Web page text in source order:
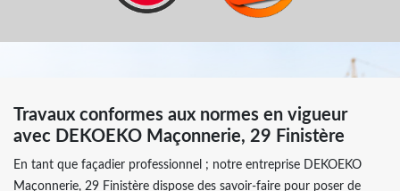
Travaux conformes aux normes en vigueur
avec DEKOEKO Maçonnerie, 29 Finistère
En tant que façadier professionnel ; notre entreprise DEKOEKO
Maçonnerie, 29 Finistère dispose des savoir-faire pour poser de